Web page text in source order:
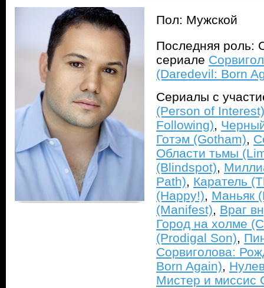
Пол: Мужской
Последняя роль:
сериале
(Daredevil: Born
Сериалы с
(Person of Interest)
Following),
Готэм (Gotham),
Области тьмы
(Blindspot),
Path), Каратель
(Happy!), Маньяк
(Manifest), Враг
Город на холме
(Prodigal Son),
Сорвиголова:
Born Again),
Мистер и миссис